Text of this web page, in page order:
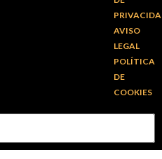
AVISO
LEGAL
POLÍTICA
DE
COOKIES